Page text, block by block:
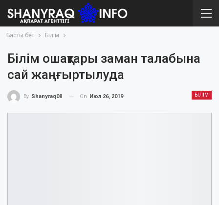
Басты бет Білім
Білім ошақтары заман талабына
сай жаңғыртылуда
БІЛІМ
By Shanyraq08 On Июл 26, 2019